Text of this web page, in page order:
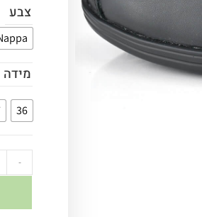
צבע
מידה
36
-